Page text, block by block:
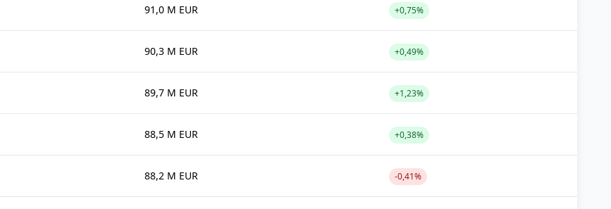
91,0 M EUR +0,75%
90,3 M EUR +0,49%
89,7 M EUR +1,23%
88,5 M EUR +0,38%
88,2 M EUR -0,41%